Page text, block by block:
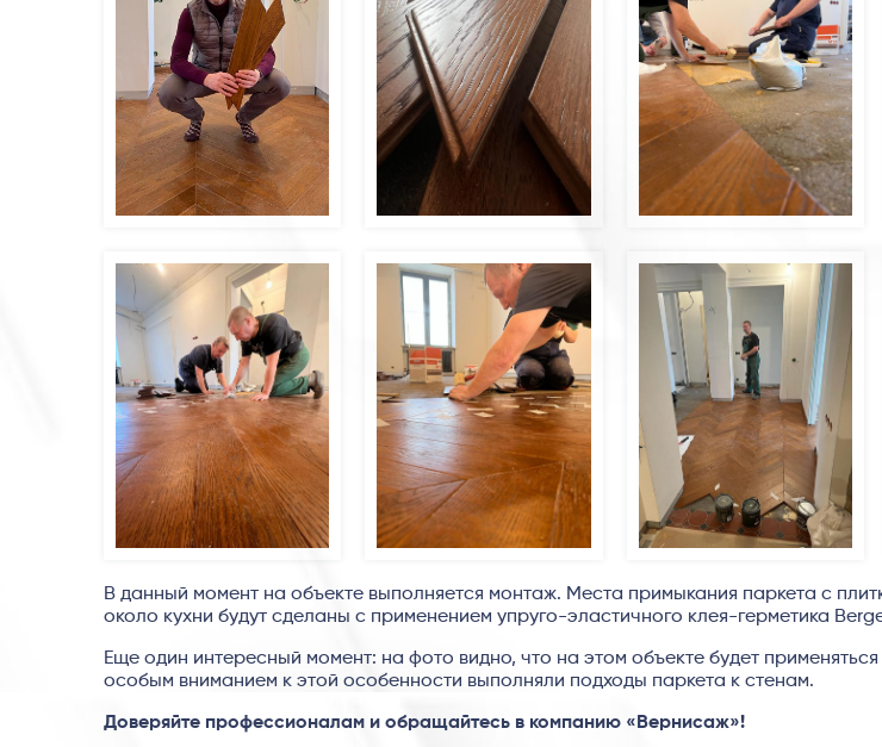
В данный момент на объекте выполняется монтаж. Места примыкания паркета с
около кухни будут сделаны с применением упруго-эластичного клея-герметика
Еще один интересный момент: на фото видно, что на этом объекте будет
особым вниманием к этой особенности выполняли подходы паркета к стенам.
Доверяйте профессионалам и обращайтесь в компанию «Вернисаж»!